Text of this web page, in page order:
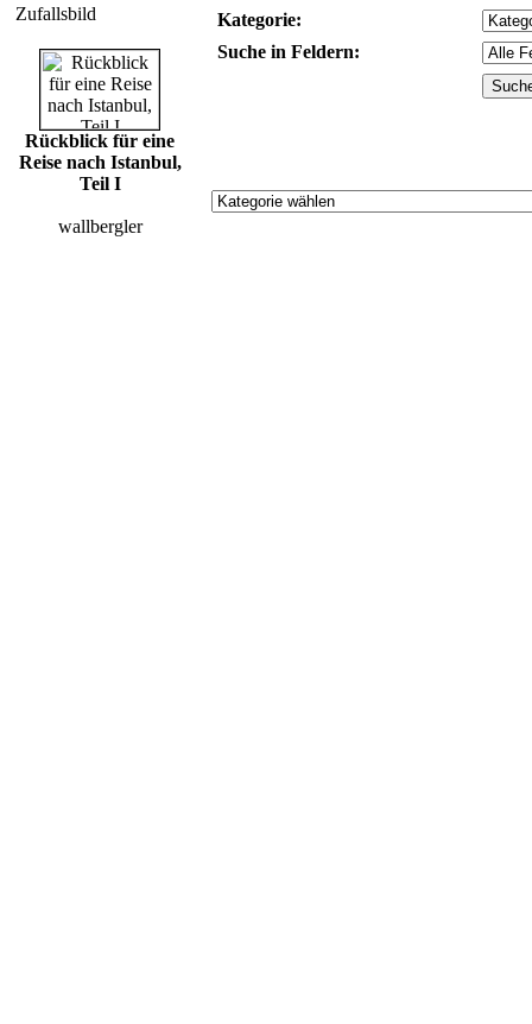
Zufallsbild
Rückblick für eine
Reise nach Istanbul,
Teil I
wallbergler
Kategorie:
Suche in Feldern: